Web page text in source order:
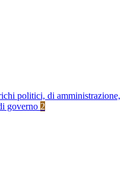
politici, di amministrazione,
governo 2